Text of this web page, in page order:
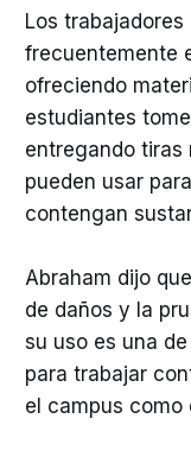
Los
frecuentemente
ofreciendo
estudiantes
entregando tiras
pueden usar
contengan
Abraham dijo
de daños y la
su uso es una
para trabajar
el campus como